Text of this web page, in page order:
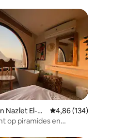
uit 5, 376 recensies
El-Se
Gemiddelde
4,86 (134)
op piramides en